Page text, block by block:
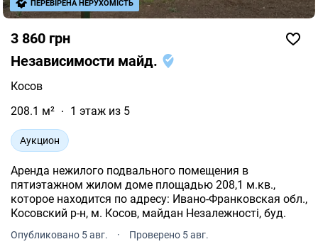
3 860 грн
Независимости майд.
Косов
208.1 м²
1 этаж из 5
Аукцион
Аренда нежилого подвального помещения в
пятиэтажном жилом доме площадью 208,1 м.кв.,
которое находится по адресу: Ивано-Франковская обл.,
Косовский р-н, м. Косов, майдан Незалежності, буд.
Опубликовано 5 авг. · Проверено 5 авг.
ПЕРЕВІРЕНА НЕРУХОМІСТЬ